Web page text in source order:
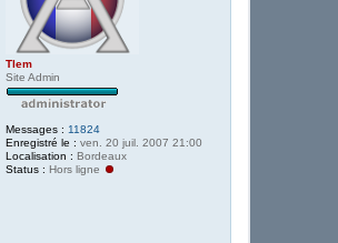
Tlem
Site Admin
Messages : 11824
Enregistré le : ven. 20 juil. 2007 21:00
Localisation : Bordeaux
Status : Hors ligne